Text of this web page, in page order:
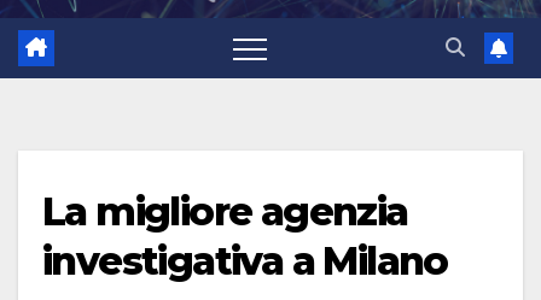
La migliore agenzia
investigativa a Milano